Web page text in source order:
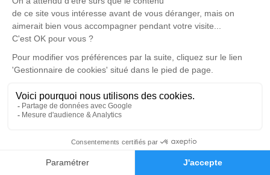
Faire-part Hommages
Un service de plantation d’arbre hommage est
disponible ici.
Cérémonie religieuse
jeudi 30 novembre 2023 à 10h30
Église Saint Pierre de Trélazé
49800 Trélazé